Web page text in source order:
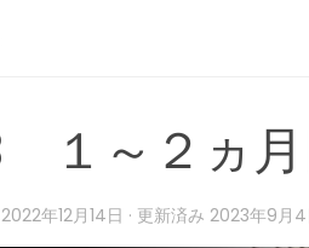
１～２ヵ月
2022年12月14日 · 更新済み 2023年9月4